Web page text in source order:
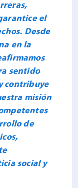
el
Desde
en la
sentido
contribuye
misión
de
social y